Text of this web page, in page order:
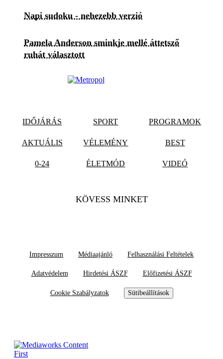
Napi sudoku - nehezebb verzió
Pamela Anderson sminkje mellé áttetsző
ruhát választott
IDŐJÁRÁS SPORT PROGRAMOK
AKTUÁLIS VÉLEMÉNY BEST
0-24 ÉLETMÓD VIDEÓ
KÖVESS MINKET
Impresszum Médiaajánló Felhasználási Feltételek
Adatvédelem Hirdetési ÁSZF Előfizetési ÁSZF
Cookie Szabályzatok Sütibeállítások